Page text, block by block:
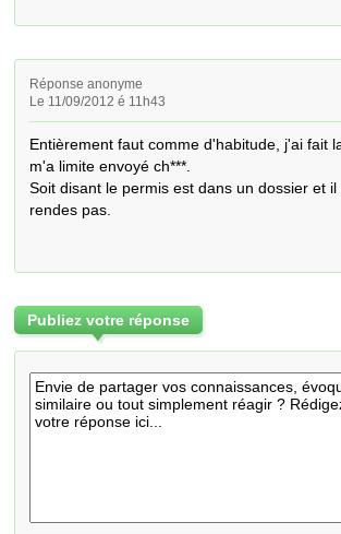
Réponse anonyme
Le 11/09/2012 é 11h43
Entièrement faut comme d'habitude, j'ai fait
m'a limite envoyé ch***.
Soit disant le permis est dans un dossier et
rendes pas.
Publiez votre réponse